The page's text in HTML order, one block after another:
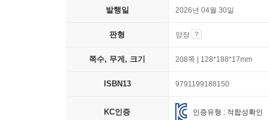
발행일 2026년 04월 30일
판형 양장
쪽수, 무게, 크기 208쪽 | 128*188*17mm
ISBN13 9791199188150
KC인증 인증유형 : 적합성확인